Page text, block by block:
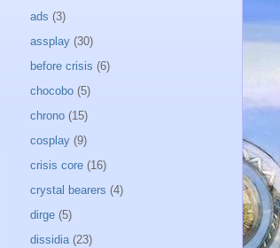
ads (3)
assplay (30)
before crisis (6)
chocobo (5)
chrono (15)
cosplay (9)
crisis core (16)
crystal bearers (4)
dirge (5)
dissidia (23)